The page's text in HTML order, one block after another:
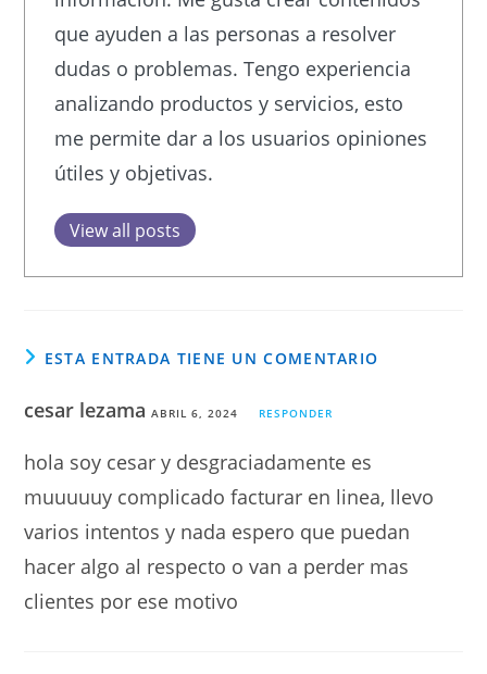
que ayuden a las personas a resolver
dudas o problemas. Tengo experiencia
analizando productos y servicios, esto
me permite dar a los usuarios opiniones
útiles y objetivas.
View all posts
ESTA ENTRADA TIENE UN COMENTARIO
cesar lezamaABRIL 6, 2024 RESPONDER
hola soy cesar y desgraciadamente es
muuuuuy complicado facturar en linea, llevo
varios intentos y nada espero que puedan
hacer algo al respecto o van a perder mas
clientes por ese motivo